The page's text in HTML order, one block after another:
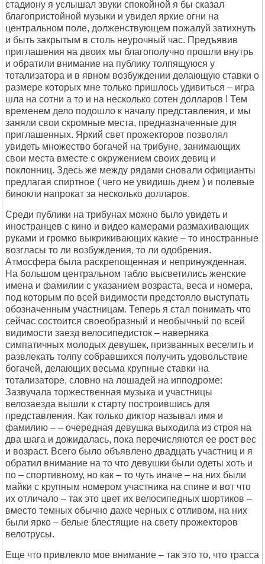
стадиону я услышал звуки спокойной я бы сказал
благопристойной музыки и увидел яркие огни на
центральном поле, долженствующем пожалуй затихнуть
и быть закрытым в столь неурочный час. Предъявив
приглашения на двоих мы благополучно прошли внутрь
и обратили внимание на публику толпящуюся у
тотализатора и в явном возбуждении делающую ставки о
размере которых мне только пришлось удивиться – игра
шла на сотни а то и на несколько сотен долларов ! Тем
временем дело подошло к началу представления, и мы
заняли свои скромные места, предназначенные для
приглашенных. Яркий свет прожекторов позволял
увидеть множество богачей на трибуне, занимающих
свои места вместе с окружением своих девиц и
поклонниц. Здесь же между рядами сновали официанты
предлагая спиртное ( чего не увидишь днем ) и полевые
бинокли напрокат за несколько долларов.
Среди публики на трибунах можно было увидеть и
иностранцев с кино и видео камерами размахивающих
руками и громко выкрикивающих какие – то иностранные
возгласы то ли возбуждения, то ли одобрения.
Атмосфера была раскрепощенная и непринужденная.
На большом центральном табло высветились женские
имена и фамилии с указанием возраста, веса и номера,
под которым по всей видимости предстояло выступать
обозначенным участницам. Теперь я стал понимать что
сейчас состоится своеобразный и необычный по всей
видимости заезд велосипедисток – наверняка
симпатичных молодых девушек, призванных веселить и
развлекать толпу собравшихся получить удовольствие
богачей, делающих весьма крупные ставки на
тотализаторе, словно на лошадей на ипподроме:
Зазвучала торжественная музыка и участницы
велозаезда вышли к старту построившись для
представления. Как только диктор называл имя и
фамилию – – очередная девушка выходила из строя на
два шага и дожидалась, пока перечисляются ее рост вес
и возраст. Всего было объявлено двадцать участниц и я
обратил внимание на то что девушки были одеты хоть и
по – спортивному, но как – то чуть иначе – на них были
майки с крупным номером участника на спине и вот что
их отличало – так это цвет их велосипедных шортиков –
вместо темных обычно даже черных с отливом, на них
были ярко – белые блестящие на свету прожекторов
велотрусы.
Еще что привлекло мое внимание – так это то, что трасса